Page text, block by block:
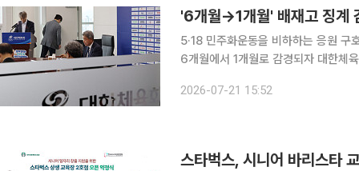
'6개월→1개월' 배재고 징계
5·18 민주화운동을 비하하는 응원 구
6개월에서 1개월로 감경되자 대한체육회 민
없습니다’, ‘혼낼 때 제대로 혼내는 것
2026-07-21 15:52
스타벅스, 시니어 바리스타